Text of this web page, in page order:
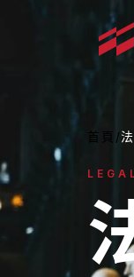
首頁 /